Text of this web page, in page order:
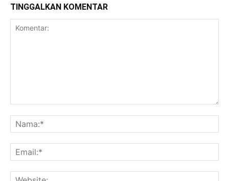
TINGGALKAN KOMENTAR